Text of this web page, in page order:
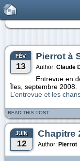
FÉV
13
Pierrot à
Author: Claude
Entrevue en
Îles, septembre 2008.
L’entrevue et les
READ THIS POST
JUIN
12
Chapitre
Author: Pierrot